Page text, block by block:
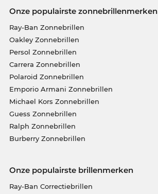
Onze populairste zonnebrillenmerken
Ray-Ban Zonnebrillen
Oakley Zonnebrillen
Persol Zonnebrillen
Carrera Zonnebrillen
Polaroid Zonnebrillen
Emporio Armani Zonnebrillen
Michael Kors Zonnebrillen
Guess Zonnebrillen
Ralph Zonnebrillen
Burberry Zonnebrillen
Onze populairste brillenmerken
Ray-Ban Correctiebrillen